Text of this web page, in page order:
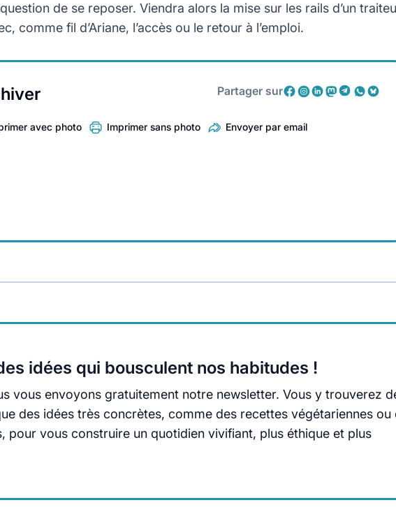
de se reposer. Viendra alors la mise sur les rails d’un
comme fil d’Ariane, l’accès ou le retour à l’emploi.
Partager sur
avec photo Imprimer sans photo Envoyer par email
idées qui bousculent nos habitudes !
vous envoyons gratuitement notre newsletter. Vous y trouverez
des idées très concrètes, comme des recettes végétariennes ou
pour vous construire un quotidien vivifiant, plus éthique et plus